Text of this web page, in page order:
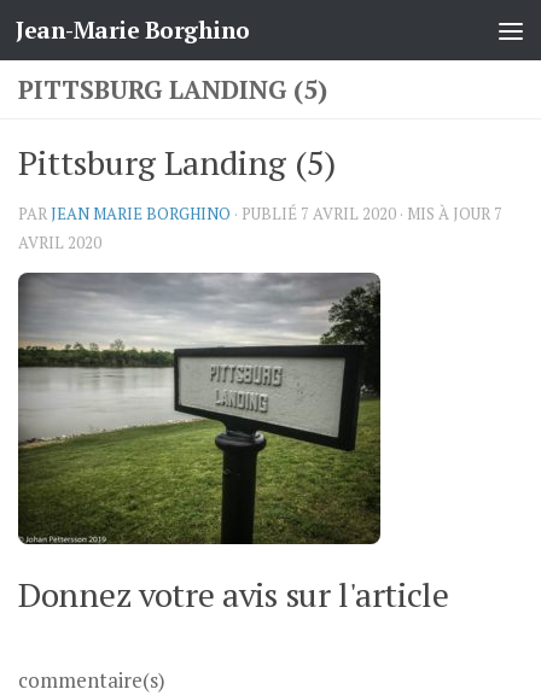
Skip to content
Jean-Marie Borghino
PITTSBURG LANDING (5)
Pittsburg Landing (5)
PARJEAN MARIE BORGHINO · PUBLIÉ 7 AVRIL 2020 · MIS À JOUR 7
AVRIL 2020
Donnez votre avis sur l'article
commentaire(s)